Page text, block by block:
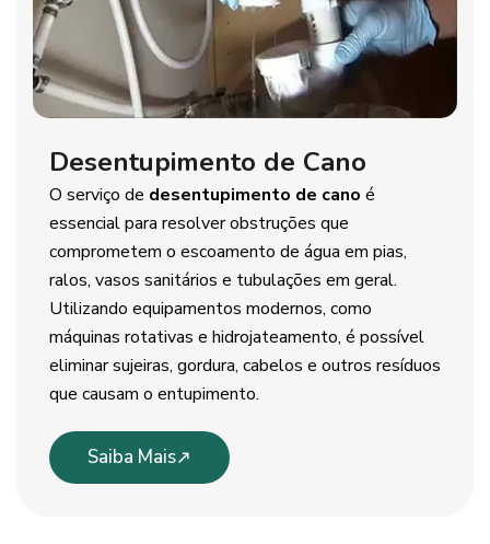
Desentupimento de Cano
O serviço de desentupimento de cano é
essencial para resolver obstruções que
comprometem o escoamento de água em pias,
ralos, vasos sanitários e tubulações em geral.
Utilizando equipamentos modernos, como
máquinas rotativas e hidrojateamento, é possível
eliminar sujeiras, gordura, cabelos e outros resíduos
que causam o entupimento.
Saiba Mais